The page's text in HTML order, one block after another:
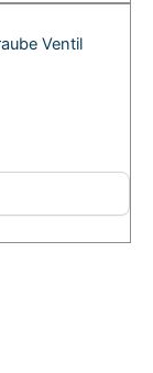
Ventil